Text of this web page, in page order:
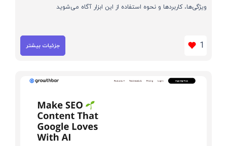
ویژگی‌ها، کاربردها و نحوه استفاده از این ابزار آگاه می‌شوید
1 جزئیات بیشتر